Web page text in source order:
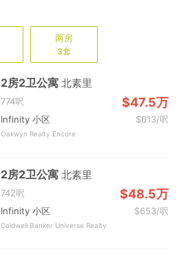
两房
3套
2房2卫公寓北素里
774呎 $47.5万
Infinity 小区 $613/呎
Oakwyn Realty Encore
2房2卫公寓北素里
742呎 $48.5万
Infinity 小区 $653/呎
Coldwell Banker Universe Realty